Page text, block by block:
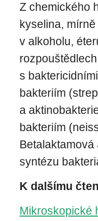
Z chemického
kyselina,
v alkoholu,
s
bakteriím
a
bakteriím
syntézu
K dalšímu
Mikroskopické